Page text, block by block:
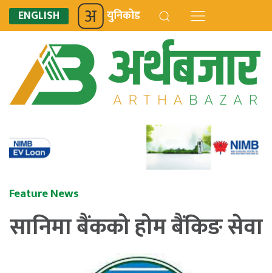
ENGLISH युनिकोड
Feature News
सानिमा बैंकको होम बैंकिङ सेवा